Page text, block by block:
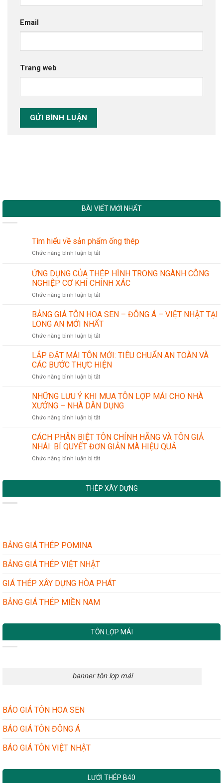
Email
Trang web
BÀI VIẾT MỚI NHẤT
Tìm hiểu về sản phẩm ống thép
Chức năng bình luận bị tắtở
hiểu
về
sản
phẩm
thép
ỨNG DỤNG CỦA THÉP HÌNH TRONG NGÀNH CÔNG
NGHIỆP CƠ KHÍ CHÍNH XÁC
Chức năng bình luận bị tắtở
DỤNG
CỦA
THÉP
HÌNH
NGÀNH
CÔNG
NGHIỆP
CƠ
CHÍNH
XÁC
BẢNG GIÁ TÔN HOA SEN – ĐÔNG Á – VIỆT NHẬT TẠI
LONG AN MỚI NHẤT
Chức năng bình luận bị tắtở
GIÁ
TÔN
HOA
SEN
ĐÔNG
Á
VIỆT
TẠI
LONG
LẮP ĐẶT MÁI TÔN MỚI: TIÊU CHUẨN AN TOÀN VÀ
CÁC BƯỚC THỰC HIỆN
Chức năng bình luận bị tắtở
ĐẶT
MÁI
TÔN
MỚI:
CHUẨN
AN
VÀ
THỰC
NHỮNG LƯU Ý KHI MUA TÔN LỢP MÁI CHO NHÀ
XƯỞNG – NHÀ DÂN DỤNG
Chức năng bình luận bị tắtở
LƯU
Ý
KHI
MUA
MÁI
CÁCH PHÂN BIỆT TÔN CHÍNH HÃNG VÀ TÔN GIẢ
NHÁI: BÍ QUYẾT ĐƠN GIẢN MÀ HIỆU QUẢ
Chức năng bình luận bị tắtở
BIỆT
TÔN
QUYẾT
MÀ
THÉP XÂY DỰNG
BẢNG GIÁ THÉP POMINA
BẢNG GIÁ THÉP VIỆT NHẬT
GIÁ THÉP XÂY DỰNG HÒA PHÁT
BẢNG GIÁ THÉP MIỀN NAM
TÔN LỢP MÁI
banner tôn lợp mái
BÁO GIÁ TÔN HOA SEN
BÁO GIÁ TÔN ĐÔNG Á
BÁO GIÁ TÔN VIỆT NHẬT
LƯỚI THÉP B40